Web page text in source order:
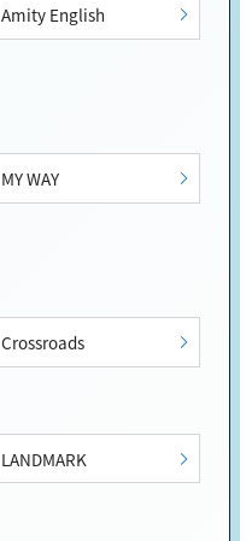
Amity English
MY WAY
Crossroads
LANDMARK